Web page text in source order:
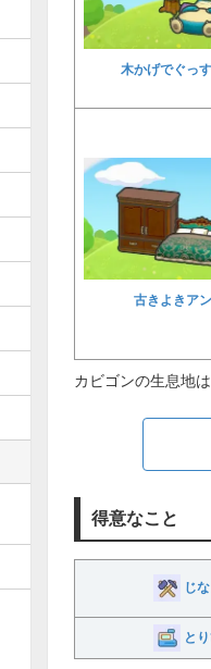
木かげでぐっ
古きよきア
カビゴンの生息地
得意なこと
じ
と